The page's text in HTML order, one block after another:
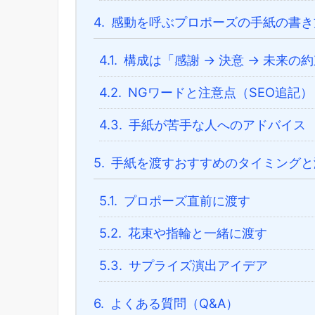
4. 感動を呼ぶプロポーズの手紙の書
4.1. 構成は「感謝 → 決意 → 未来の約
4.2. NGワードと注意点（SEO追記）
4.3. 手紙が苦手な人へのアドバイス
5. 手紙を渡すおすすめのタイミング
5.1. プロポーズ直前に渡す
5.2. 花束や指輪と一緒に渡す
5.3. サプライズ演出アイデア
6. よくある質問（Q&A）